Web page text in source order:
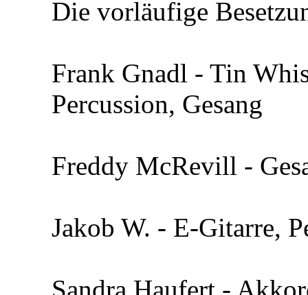
Die vorläufige
Frank Gnadl - Tin
Percussion, Gesang
Freddy McRevill -
Jakob W. - E-Gitarre,